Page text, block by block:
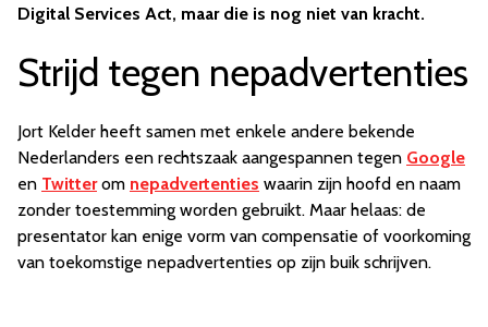
Digital Services Act, maar die is nog niet van kracht.
Strijd tegen nepadvertenties
Jort Kelder heeft samen met enkele andere bekende
Nederlanders een rechtszaak aangespannen tegen Google
en Twitterom nepadvertenties waarin zijn hoofd en naam
zonder toestemming worden gebruikt. Maar helaas: de
presentator kan enige vorm van compensatie of voorkoming
van toekomstige nepadvertenties op zijn buik schrijven.